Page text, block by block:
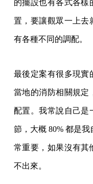
的擺設也有各式各樣
置，要讓觀眾一上去
有各種不同的調配。
最後定案有很多現實
當地的消防相關規定
配置。我常說自己是
節，大概 80% 都是
常重要，如果沒有其
不出來。